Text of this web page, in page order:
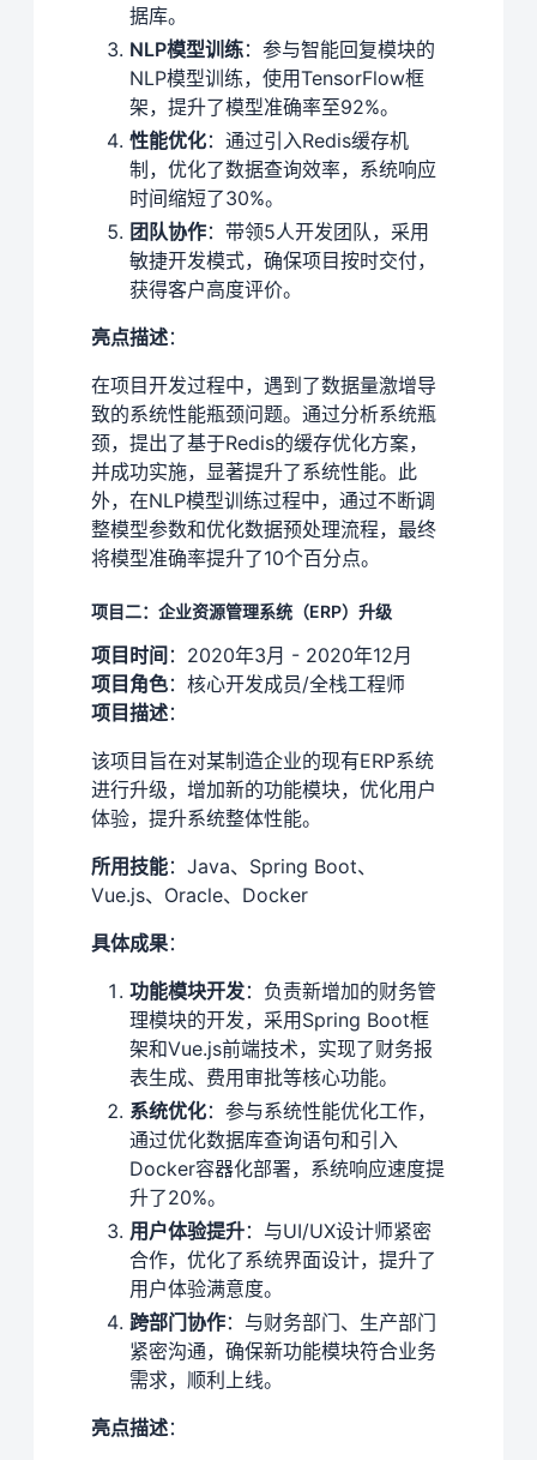
据库。
NLP模型训练：参与智能回复模块的
NLP模型训练，使用TensorFlow框
架，提升了模型准确率至92%。
性能优化：通过引入Redis缓存机
制，优化了数据查询效率，系统响应
时间缩短了30%。
团队协作：带领5人开发团队，采用
敏捷开发模式，确保项目按时交付，
获得客户高度评价。
亮点描述：
在项目开发过程中，遇到了数据量激增导
致的系统性能瓶颈问题。通过分析系统瓶
颈，提出了基于Redis的缓存优化方案，
并成功实施，显著提升了系统性能。此
外，在NLP模型训练过程中，通过不断调
整模型参数和优化数据预处理流程，最终
将模型准确率提升了10个百分点。
项目二：企业资源管理系统（ERP）升级
项目时间 ：2020年3月 - 2020年12月
项目角色：核心开发成员/全栈工程师
项目描述：
该项目旨在对某制造企业的现有ERP系统
进行升级，增加新的功能模块，优化用户
体验，提升系统整体性能。
所用技能：Java、Spring Boot、
Vue.js、Oracle、Docker
具体成果：
功能模块开发：负责新增加的财务管
理模块的开发，采用Spring Boot框
架和Vue.js前端技术，实现了财务报
表生成、费用审批等核心功能。
系统优化：参与系统性能优化工作，
通过优化数据库查询语句和引入
Docker容器化部署，系统响应速度提
升了20%。
用户体验提升：与UI/UX设计师紧密
合作，优化了系统界面设计，提升了
用户体验满意度。
跨部门协作：与财务部门、生产部门
紧密沟通，确保新功能模块符合业务
需求，顺利上线。
亮点描述：